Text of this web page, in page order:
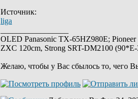
Источник:
liga
OLED Panasonic TX-65HZ980E;
ZXC 120cm, Strong SRT-DM2100
Желаю, чтобы у Вас сбылось то, чего